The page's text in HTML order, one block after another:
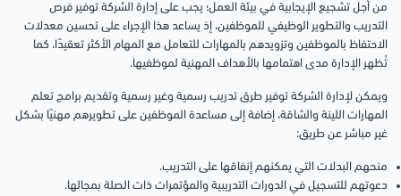
من أجل تشجيع الإيجابية في بيئة العمل؛ يجب على إدارة الشركة توفير فرص
التدريب والتطوير الوظيفي للموظفين، إذ يساعد هذا الإجراء على تحسين معدلات
الاحتفاظ بالموظفين وتزويدهم بالمهارات للتعامل مع المهام الأكثر تعقيدًا، كما
تُظهر الإدارة مدى اهتمامها بالأهداف المهنية لموظفيها.
ويمكن لإدارة الشركة توفير طرق تدريب رسمية وغير رسمية وتقديم برامج تعلم
المهارات اللينة والشاقة، إضافة إلى مساعدة الموظفين على تطويرهم مهنيًا بشكل
غير مباشر عن طريق:
منحهم البدلات التي يمكنهم إنفاقها على التدريب.
دعوتهم للتسجيل في الدورات التدريبية والمؤتمرات ذات الصلة بمجالها.